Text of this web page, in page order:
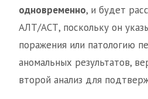
одновременно, и будет
АЛТ/АСТ, поскольку он
поражения или патологию
аномальных результатов,
второй анализ для